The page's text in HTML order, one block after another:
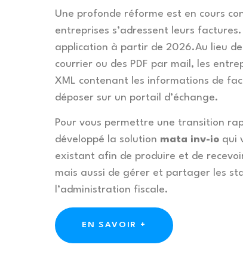
Une profonde réforme est en cours
entreprises s’adressent leurs
application à partir de 2026.Au lieu
courrier ou des PDF par mail, les
XML contenant les informations de
déposer sur un portail d’échange.
Pour vous permettre une transition
développé la solution mata inv-io qui
existant afin de produire et de
mais aussi de gérer et partager les
l’administration fiscale.
EN SAVOIR +